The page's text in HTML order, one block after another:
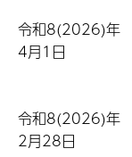
令和8(2026)年
4月1日
令和8(2026)年
2月28日